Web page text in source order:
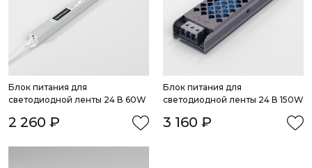
Блок питания для
светодиодной ленты 24 В 60W
2 260 ₽
Блок питания для
светодиодной ленты 24 В 150W
3 160 ₽